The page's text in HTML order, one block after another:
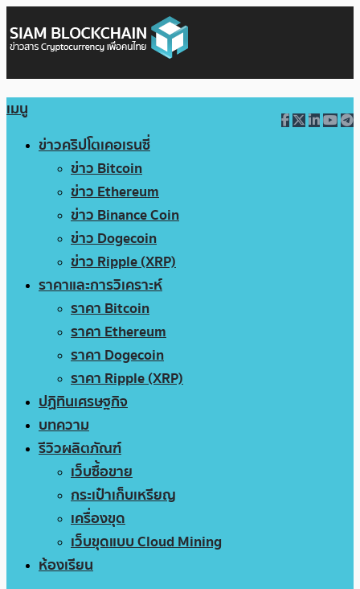
เมนู
ข่าวคริปโตเคอเรนซี่
ข่าว Bitcoin
ข่าว Ethereum
ข่าว Binance Coin
ข่าว Dogecoin
ข่าว Ripple (XRP)
ราคาและการวิเคราะห์
ราคา Bitcoin
ราคา Ethereum
ราคา Dogecoin
ราคา Ripple (XRP)
ปฏิทินเศรษฐกิจ
บทความ
รีวิวผลิตภัณฑ์
เว็บซื้อขาย
กระเป๋าเก็บเหรียญ
เครื่องขุด
เว็บขุดแบบ Cloud Mining
ห้องเรียน